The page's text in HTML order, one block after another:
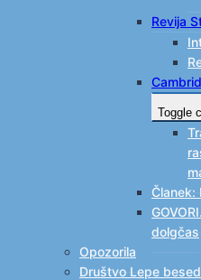
Revija
Toggle
Članek:
dolgčas
Opozorila
Društvo Lepe